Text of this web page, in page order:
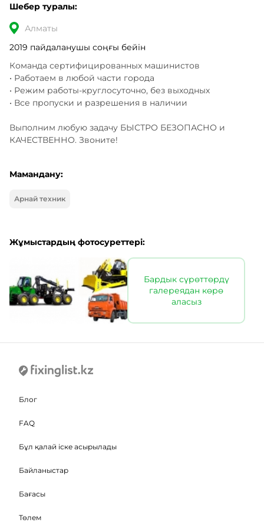
Шебер туралы:
Алматы
2019 пайдаланушы соңғы бейін
Команда сертифицированных машинистов
• Работаем в любой части города
• Режим работы-круглосуточно, без выходных
• Все пропуски и разрешения в наличии
Выполним любую задачу БЫСТРО БЕЗОПАСНО и
КАЧЕСТВЕННО. Звоните!
Мамандану:
Арнай техник
Жұмыстардың фотосуреттері:
Бардык сүрөттөрдү
галереядан көрө
аласыз
Блог
FAQ
Бұл қалай іске асырылады
Байланыстар
Бағасы
Төлем